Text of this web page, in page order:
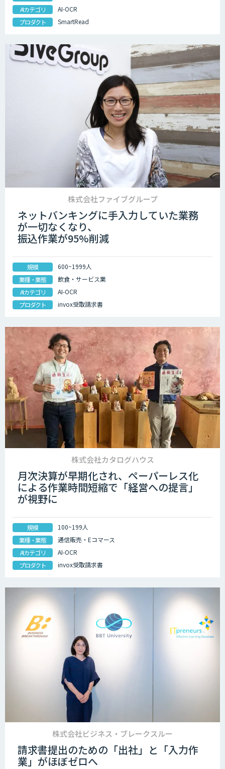
AIカテゴリ
AI-OCR
プロダクト
SmartRead
株式会社ファイブグループ
ネットバンキングに手入力していた業務
が一切なくなり、
振込作業が95%削減
規模
600~1999人
業種・業態
飲食・サービス業
AIカテゴリ
AI-OCR
プロダクト
invox受取請求書
株式会社カタログハウス
月次決算が早期化され、ペーパーレス化
による作業時間短縮で「経営への提言」
が視野に
規模
100~199人
業種・業態
通信販売・Eコマース
AIカテゴリ
AI-OCR
プロダクト
invox受取請求書
株式会社ビジネス・ブレークスルー
請求書提出のための「出社」と「入力作
業」がほぼゼロへ